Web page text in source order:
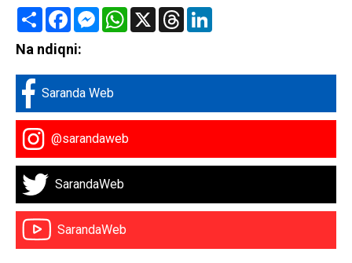
Share FacebookMessenger
WhatsApp
X Threads
Na ndiqni:
Saranda Web
@sarandaweb
SarandaWeb
SarandaWeb